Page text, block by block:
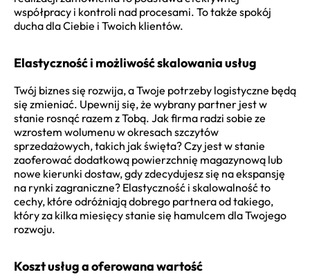
współpracy i kontroli nad procesami. To także spokój
ducha dla Ciebie i Twoich klientów.
Elastyczność i możliwość skalowania usług
Twój biznes się rozwija, a Twoje potrzeby logistyczne będą
się zmieniać. Upewnij się, że wybrany partner jest w
stanie rosnąć razem z Tobą. Jak firma radzi sobie ze
wzrostem wolumenu w okresach szczytów
sprzedażowych, takich jak święta? Czy jest w stanie
zaoferować dodatkową powierzchnię magazynową lub
nowe kierunki dostaw, gdy zdecydujesz się na ekspansję
na rynki zagraniczne? Elastyczność i skalowalność to
cechy, które odróżniają dobrego partnera od takiego,
który za kilka miesięcy stanie się hamulcem dla Twojego
rozwoju.
Koszt usług a oferowana wartość